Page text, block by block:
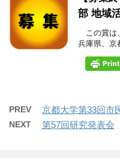
部 地域
この賞は
兵庫県、京
PREV 京都大学第33回市
NEXT 第57回研究発表会